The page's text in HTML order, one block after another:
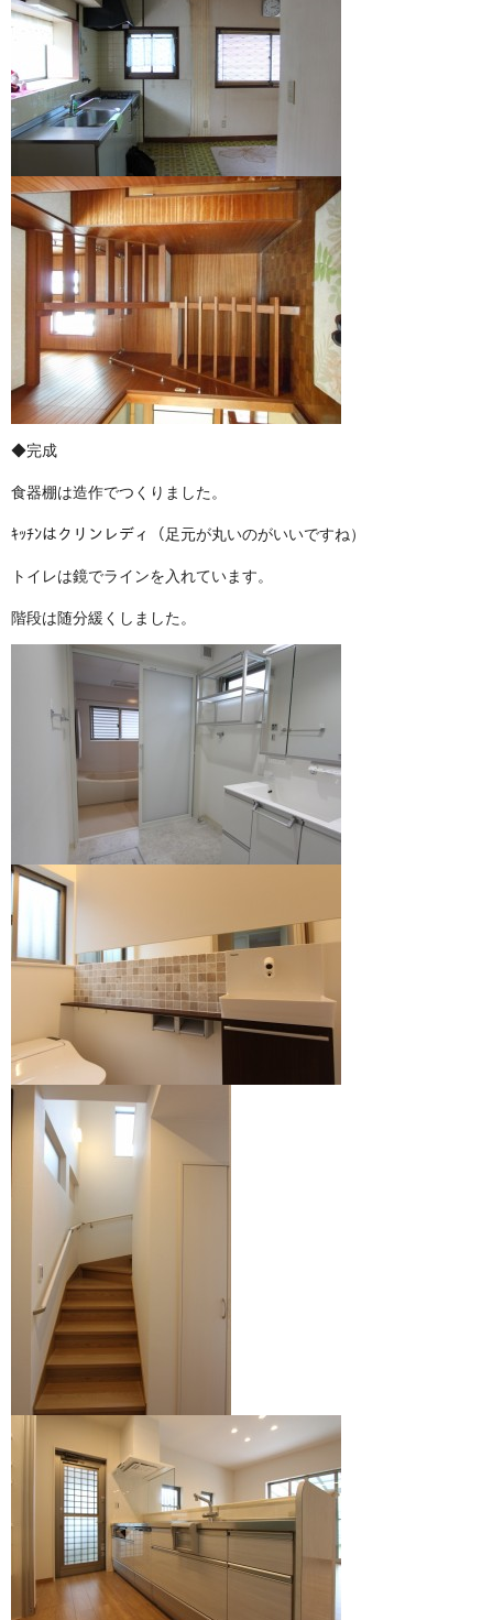
◆完成
食器棚は造作でつくりました。
ｷｯﾁﾝはクリンレディ（足元が丸いのがいいですね）
トイレは鏡でラインを入れています。
階段は随分緩くしました。